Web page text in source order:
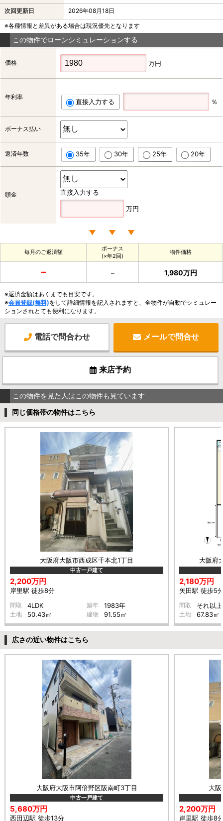
次回更新日
2026年08月18日
※各種情報と差異がある場合は現況優先となります
この物件でローンシミュレーションする
価格 万円
年利率
直接入力する ％
ボーナス払い
返済年数 35年 30年 25年 20年
頭金 直接入力する
万円
毎月のご返済額
ボーナス
(×年2回)
物件価格
－ － 1,980万円
※返済金額はあくまでも目安です。
※会員登録(無料)をして詳細情報を記入されますと、全物件が自動でシミュレー
ションされとても便利になります。
電話で問合わせ メールで問合せ
来店予約
この物件を見た人はこの物件も見ています
同じ価格帯の物件はこちら
大阪府大阪市西成区千本北1丁目
中古一戸建て
2,200万円
岸里駅 徒歩8分
間取 4LDK 築年 1983年
土地 50.43㎡ 建物 91.55㎡
大阪府
2,180万円
矢田駅 徒歩5
間取 それ以上
土地 67.83㎡
広さの近い物件はこちら
大阪府大阪市阿倍野区阪南町3丁目
中古一戸建て
5,680万円
西田辺駅 徒歩13分
大
2,200万円
岸里駅 徒歩8